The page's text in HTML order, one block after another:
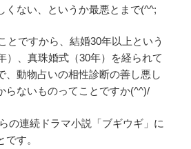
ない、というか最悪とまで(^^;
とですから、結婚30年以上という
）、真珠婚式（30年）を経られて
、動物占いの相性診断の善し悪し
らないものってことですか(^^)/
の連続ドラマ小説「ブギウギ」に
す。